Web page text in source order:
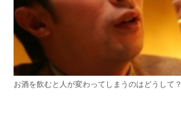
お酒を飲むと人が変わってしまうのはどうして？